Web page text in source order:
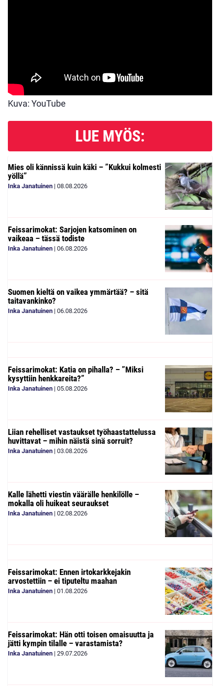
Kuva: YouTube
LUE MYÖS:
Mies oli kännissä kuin käki – ”Kukkui kolmesti
yöllä”
Inka Janatuinen | 08.08.2026
Feissarimokat: Sarjojen katsominen on
vaikeaa – tässä todiste
Inka Janatuinen | 06.08.2026
Suomen kieltä on vaikea ymmärtää? – sitä
taitavankinko?
Inka Janatuinen | 06.08.2026
Feissarimokat: Katia on pihalla? – ”Miksi
kysyttiin henkkareita?”
Inka Janatuinen | 05.08.2026
Liian rehelliset vastaukset työhaastattelussa
huvittavat – mihin näistä sinä sorruit?
Inka Janatuinen | 03.08.2026
Kalle lähetti viestin väärälle henkilölle –
mokalla oli huikeat seuraukset
Inka Janatuinen | 02.08.2026
Feissarimokat: Ennen irtokarkkejakin
arvostettiin – ei tiputeltu maahan
Inka Janatuinen | 01.08.2026
Feissarimokat: Hän otti toisen omaisuutta ja
jätti kympin tilalle – varastamista?
Inka Janatuinen | 29.07.2026